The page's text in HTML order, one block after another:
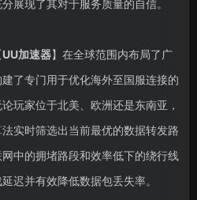
展现了其对于服务质量的自信。
UU加速器】在全球范围内布局了广
了专门用于优化海外至国服连接的
玩家位于北美、欧洲还是东南亚，
实时筛选出当前最优的数据转发路
中的拥堵路段和效率低下的绕行线
迟并有效降低数据包丢失率。